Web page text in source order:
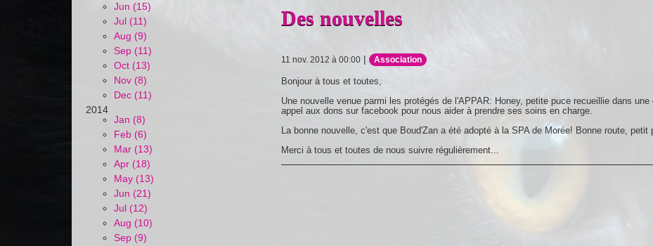
Jun (15)
Jul (11)
Aug (9)
Sep (11)
Oct (13)
Nov (8)
Dec (11)
2014
Jan (8)
Feb (6)
Mar (13)
Apr (18)
May (13)
Jun (21)
Jul (12)
Aug (10)
Sep (9)
Des nouvelles
11 nov. 2012 à 00:00| Association
Bonjour à tous et toutes,
Une nouvelle venue parmi les protégés de l'APPAR: Honey, petite puce recueillie dans
appel aux dons sur facebook pour nous aider à prendre ses soins en charge.
La bonne nouvelle, c'est que Boud'Zan a été adopté à la SPA de Morée! Bonne route,
Merci à tous et toutes de nous suivre régulièrement...